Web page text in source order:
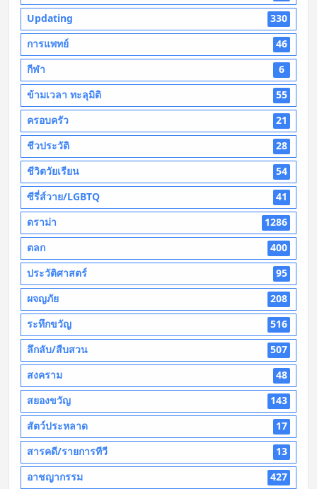
Updating
330
การแพทย์
46
กีฬา
6
ข้ามเวลา ทะลุมิติ
55
ครอบครัว
21
ชีวประวัติ
28
ชีวิตวัยเรียน
54
ซีรี่ส์วาย/LGBTQ
41
ดราม่า
1286
ตลก
400
ประวัติศาสตร์
95
ผจญภัย
208
ระทึกขวัญ
516
ลึกลับ/สืบสวน
507
สงคราม
48
สยองขวัญ
143
สัตว์ประหลาด
17
สารคดี/รายการทีวี
13
อาชญากรรม
427